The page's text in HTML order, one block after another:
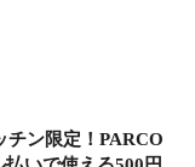
チン限定！PARCO